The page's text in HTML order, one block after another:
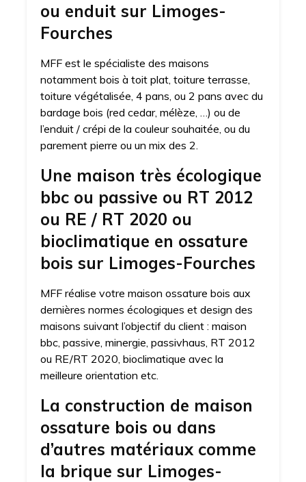
ou enduit sur Limoges-
Fourches
MFF est le spécialiste des maisons
notamment bois à toit plat, toiture terrasse,
toiture végétalisée, 4 pans, ou 2 pans avec du
bardage bois (red cedar, mélèze, …) ou de
l’enduit / crépi de la couleur souhaitée, ou du
parement pierre ou un mix des 2.
Une maison très écologique
bbc ou passive ou RT 2012
ou RE / RT 2020 ou
bioclimatique en ossature
bois sur Limoges-Fourches
MFF réalise votre maison ossature bois aux
dernières normes écologiques et design des
maisons suivant l’objectif du client : maison
bbc, passive, minergie, passivhaus, RT 2012
ou RE/RT 2020, bioclimatique avec la
meilleure orientation etc.
La construction de maison
ossature bois ou dans
d’autres matériaux comme
la brique sur Limoges-